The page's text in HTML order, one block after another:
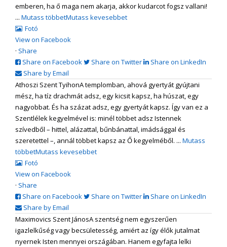
emberen, ha ő maga nem akarja, akkor kudarcot fogsz vallani!
... Mutass többetMutass kevesebbet
Fotó
View on Facebook
· Share
Share on Facebook
Share on Twitter
Share on LinkedIn
Share by Email
Athoszi Szent TyihonA templomban, ahová gyertyát gyújtani
mész, ha tíz drachmát adsz, egy kicsit kapsz, ha húszat, egy
nagyobbat. És ha százat adsz, egy gyertyát kapsz. Így van ez a
Szentlélek kegyelmével is: minél többet adsz Istennek
szívedből – hittel, alázattal, bűnbánattal, imádsággal és
szeretettel –, annál többet kapsz az Ő kegyelméből. ... Mutass
többetMutass kevesebbet
Fotó
View on Facebook
· Share
Share on Facebook
Share on Twitter
Share on LinkedIn
Share by Email
Maximovics Szent JánosA szentség nem egyszerűen
igazlelkűség vagy becsületesség, amiért az így élők jutalmat
nyernek Isten mennyei országában. Hanem egyfajta lelki